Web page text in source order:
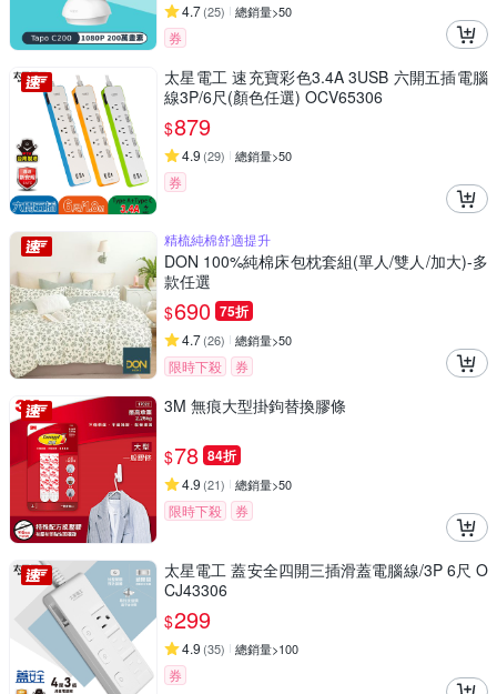
4.7(25) 總銷量>50
券
太星電工 速充寶彩色3.4A 3USB 六開五插電腦
線3P/6尺(顏色任選) OCV65306
$879
4.9 (29) 總銷量>50
券
精梳純棉舒適提升
DON 100%純棉床包枕套組(單人/雙人/加大)-多
款任選
$690 75折
4.7(26) 總銷量>50
限時下殺 券
3M 無痕大型掛鉤替換膠條
$78 84折
4.9 (21) 總銷量>50
限時下殺 券
太星電工 蓋安全四開三插滑蓋電腦線/3P 6尺 O
CJ43306
$299
4.9 (35) 總銷量>100
券